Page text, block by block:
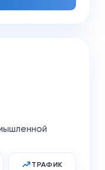
ТРАФИК